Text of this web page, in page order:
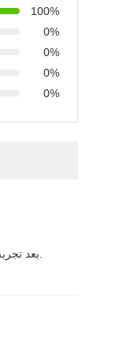
100%
0%
0%
0%
0%